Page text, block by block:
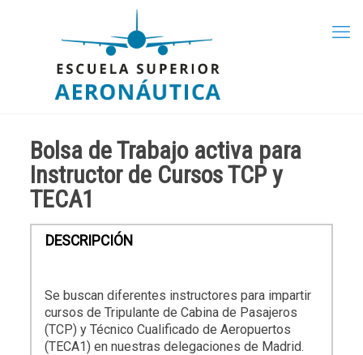
Bolsa de Trabajo activa para
Instructor de Cursos TCP y
TECA1
DESCRIPCIÓN
Se buscan diferentes instructores para impartir
cursos de Tripulante de Cabina de Pasajeros
(TCP) y Técnico Cualificado de Aeropuertos
(TECA1) en nuestras delegaciones de Madrid.